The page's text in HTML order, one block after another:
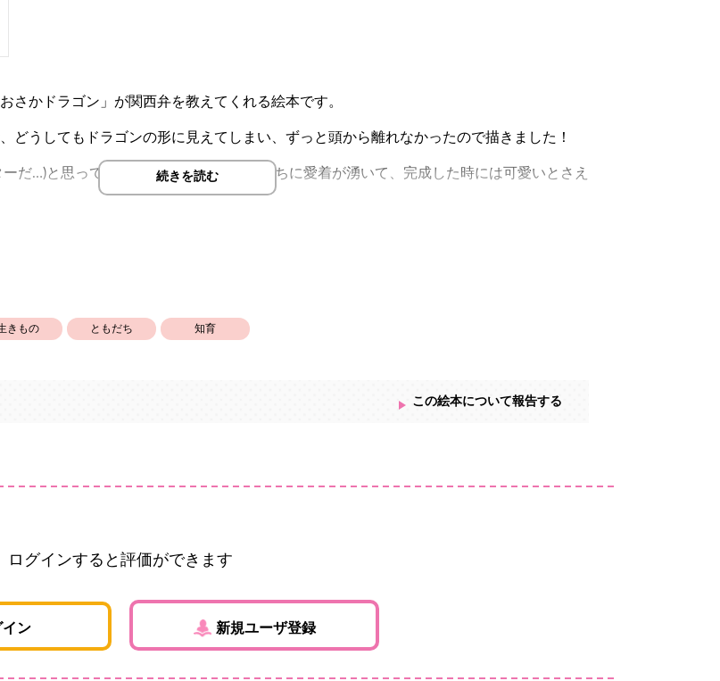
さかドラゴン」が関西弁を教えてくれる絵本です。
どうしてもドラゴンの形に見えてしまい、ずっと頭から離れなかったので描きました！
だ…)と思っていましたが、描いているうちに愛着が湧いて、完成した時には可愛いとさえ
読んでもらえると嬉しいです。
続きを読む
きもの ともだち 知育
この絵本について報告する
ログインすると評価ができます
イン 新規ユーザ登録